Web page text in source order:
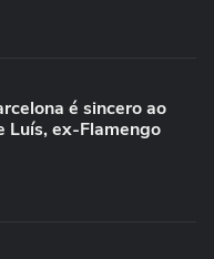
é sincero ao
Luís, ex-Flamengo